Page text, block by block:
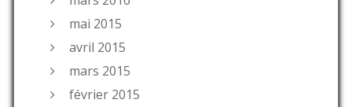
mai 2015
avril 2015
mars 2015
février 2015